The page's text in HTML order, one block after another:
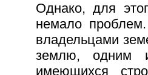
Однако, для
немало
владельцами
землю, одним
имеющихся